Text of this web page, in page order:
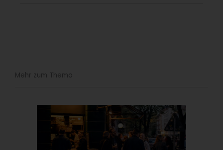
Mehr zum Thema